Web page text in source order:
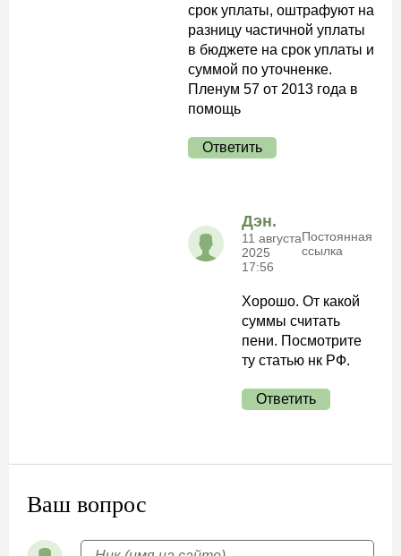
срок уплаты, оштрафуют на
разницу частичной уплаты
в бюджете на срок уплаты и
суммой по уточненке.
Пленум 57 от 2013 года в
помощь
Ответить
Дэн.
11 августа
2025
17:56
Постоянная
ссылка
Хорошо. От какой
суммы считать
пени. Посмотрите
ту статью нк РФ.
Ответить
Ваш вопрос